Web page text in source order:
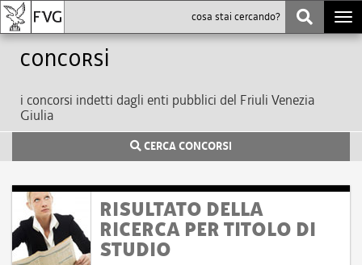
Concorsi
i concorsi indetti dagli enti pubblici del Friuli Venezia
Giulia
CERCA CONCORSI
RISULTATO DELLA
RICERCA PER TITOLO DI
STUDIO